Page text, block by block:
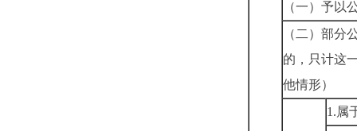
（一）予以
（二）部分
的，只计这
他情形）
1.属